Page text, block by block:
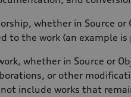
whether in Source
to the work (an example
whether in Source or
or other
include works that